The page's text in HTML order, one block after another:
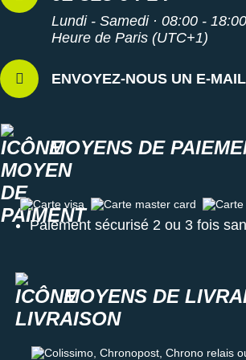
Lundi - Samedi · 08:00 - 18:00
Heure de Paris (UTC+1)
ENVOYEZ-NOUS UN E-MAIL
MOYENS DE
Carte visa Carte master card Carte
Paiement sécurisé 2 ou 3 fois
MOYENS DE
Colissimo, Chronopost, Chrono relais ou